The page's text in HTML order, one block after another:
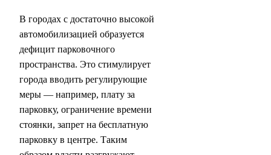
В городах с достаточно высокой
автомобилизацией образуется
дефицит парковочного
пространства. Это стимулирует
города вводить регулирующие
меры — например, плату за
парковку, ограничение времени
стоянки, запрет на бесплатную
парковку в центре. Таким